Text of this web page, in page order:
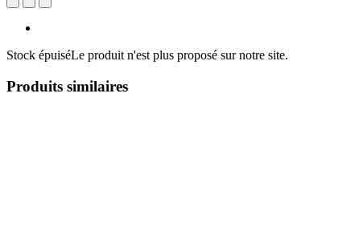
Stock épuiséLe produit n'est plus proposé sur notre site.
Produits similaires